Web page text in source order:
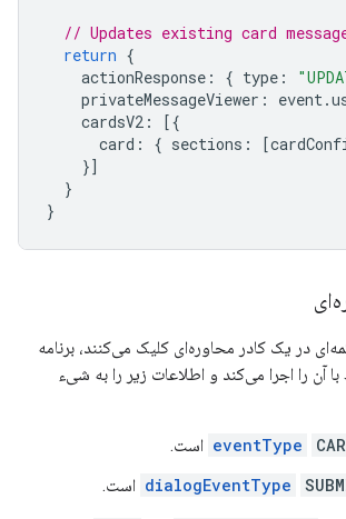
// Updates existing card
return {
actionResponse : { type :
privateMessageViewer : event.
cardsV2 :
[{
card : { sections : [
}]
}
}
در یک کادر محاوره‌ای کلیک می‌کنند، برنامه
آن را اجرا می‌کند و اطلاعات زیر را به شیء
eventType است.
dialogEventType است.